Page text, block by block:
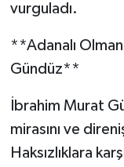
vurguladı.
**Adanalı
Gündüz**
İbrahim Murat
mirasını ve
Haksızlıklara